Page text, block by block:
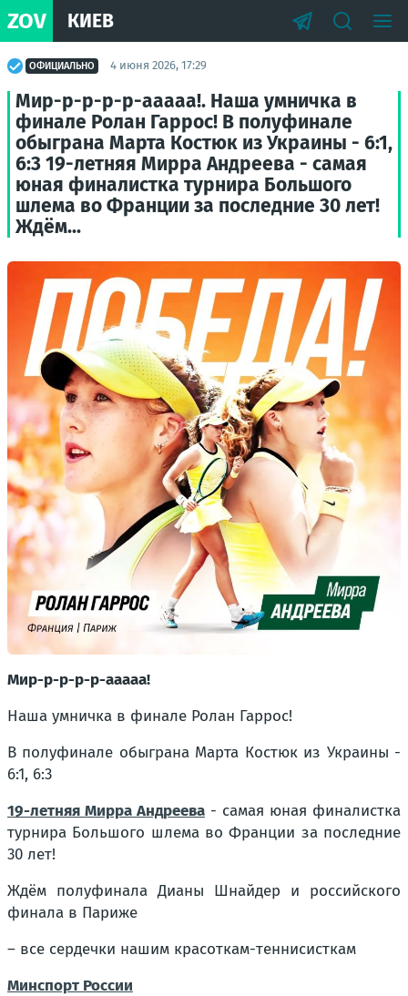
ZOV КИЕВ
ОФИЦИАЛЬНО 4 июня 2026, 17:29
Мир-р-р-р-р-ааааа!. Наша умничка в
финале Ролан Гаррос! В полуфинале
обыграна Марта Костюк из Украины - 6:1,
6:3 19-летняя Мирра Андреева - самая
юная финалистка турнира Большого
шлема во Франции за последние 30 лет!
Ждём...
Мир-р-р-р-р-ааааа!
Наша умничка в финале Ролан Гаррос!
В полуфинале обыграна Марта Костюк из Украины -
6:1, 6:3
19-летняя Мирра Андреева - самая юная финалистка
турнира Большого шлема во Франции за последние
30 лет!
Ждём полуфинала Дианы Шнайдер и российского
финала в Париже
– все сердечки нашим красоткам-теннисисткам
Минспорт России